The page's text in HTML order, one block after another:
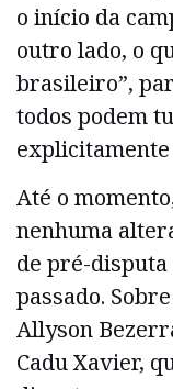
o início da
outro lado, o
brasileiro”,
todos podem
explicitamente
Até o
nenhuma
de pré-disputa
passado.
Allyson
Cadu Xavier,